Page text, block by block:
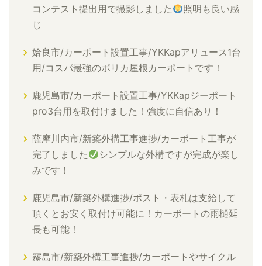
コンテスト提出用で撮影しました
照明も良い感
じ
姶良市/カーポート設置工事/YKKapアリュース1台
用/コスパ最強のポリカ屋根カーポートです！
鹿児島市/カーポート設置工事/YKKapジーポート
pro3台用を取付けました！強度に自信あり！
薩摩川内市/新築外構工事進捗/カーポート工事が
完了しました
シンプルな外構ですが完成が楽し
みです！
鹿児島市/新築外構進捗/ポスト・表札は支給して
頂くとお安く取付け可能に！カーポートの雨樋延
長も可能！
霧島市/新築外構工事進捗/カーポートやサイクル